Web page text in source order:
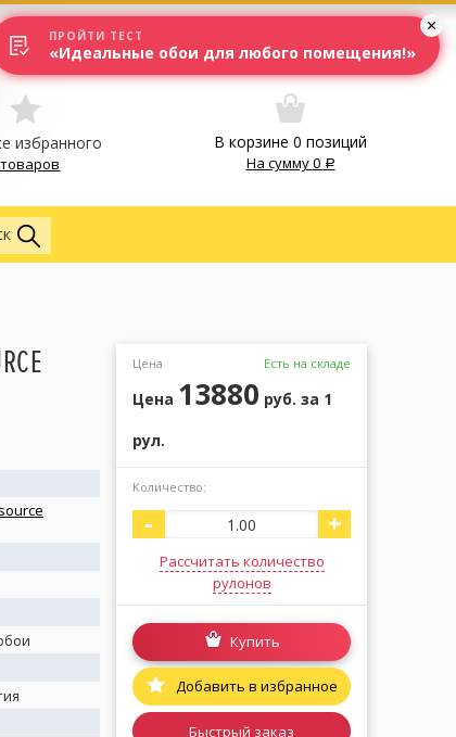
избранного В корзине 0 позиций
На сумму0
Обои
Цена Есть на складе
Цена 13880 руб. за 1
рул.
Количество:
- +
Рассчитать количество
рулонов
Купить
Добавить в избранное
Быстрый заказ
ПРОЙТИ ТЕСТ
«Идеальные обои для любого помещения!»